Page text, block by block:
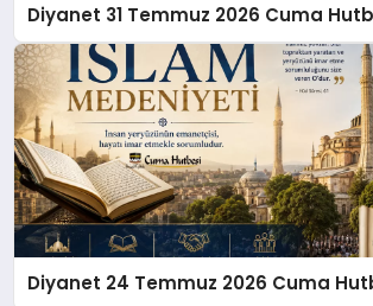
Diyanet 31 Temmuz 2026 Cuma
Diyanet 24 Temmuz 2026 Cuma